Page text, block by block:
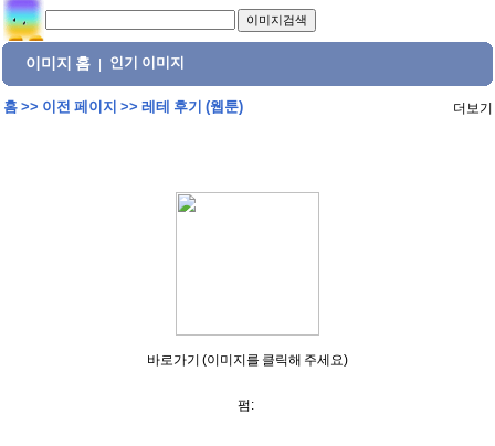
이미지 홈 인기 이미지
홈>> 이전 페이지 >> 레테 후기 (웹툰) 더보기
바로가기 (이미지를 클릭해 주세요)
펌: